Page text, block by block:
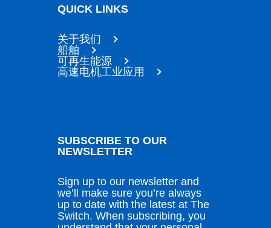
QUICK LINKS
关于我们
船舶
可再生能源
高速电机工业应用
SUBSCRIBE TO OUR
NEWSLETTER
Sign up to our newsletter and
we’ll make sure you’re always
up to date with the latest at The
Switch. When subscribing, you